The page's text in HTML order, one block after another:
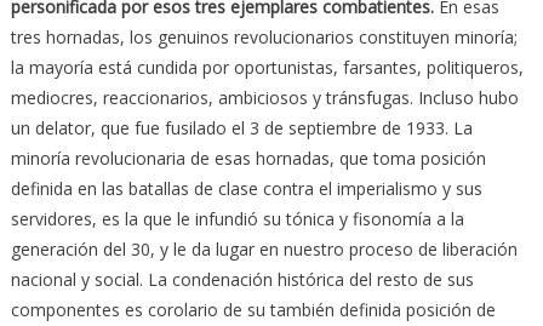
personificada por esos tres ejemplares combatientes.En esas
tres hornadas, los genuinos revolucionarios constituyen minoría;
la mayoría está cundida por oportunistas, farsantes, politiqueros,
mediocres, reaccionarios, ambiciosos y tránsfugas. Incluso hubo
un delator, que fue fusilado el 3 de septiembre de 1933. La
minoría revolucionaria de esas hornadas, que toma posición
definida en las batallas de clase contra el imperialismo y sus
servidores, es la que le infundió su tónica y fisonomía a la
generación del 30, y le da lugar en nuestro proceso de liberación
nacional y social. La condenación histórica del resto de sus
componentes es corolario de su también definida posición de